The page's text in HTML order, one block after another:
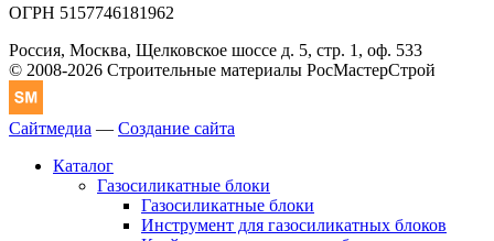
ОГРН 5157746181962
Россия, Москва, Щелковское шоссе д. 5, стр. 1, оф. 533
© 2008-2026 Строительные материалы РосМастерСтрой
Сайтмедиа — Создание сайта
Каталог
Газосиликатные блоки
Газосиликатные блоки
Инструмент для газосиликатных блоков